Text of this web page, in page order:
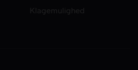
Klagemulighed